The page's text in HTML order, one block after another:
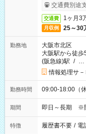
交通費別途
交通費 1ヶ月3
月収例 25～30
勤務地
大阪市北区
大阪駅から徒歩
(阪急線)駅 / …
情報処理サ－
勤務時間 09:00-18:00（
期間 即日～長期 ※
特徴 履歴書不要 / 電